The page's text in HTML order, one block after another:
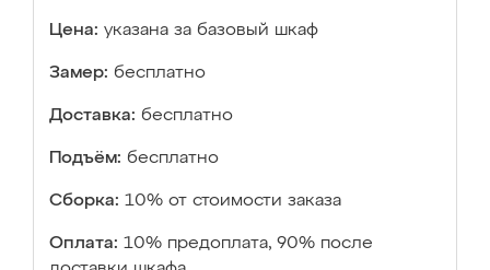
Цена: указана за базовый шкаф
Замер: бесплатно
Доставка: бесплатно
Подъём: бесплатно
Сборка: 10% от стоимости заказа
Оплата: 10% предоплата, 90% после